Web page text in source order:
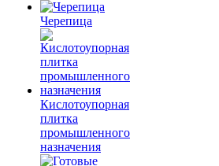
Черепица
Кислотоупорная
плитка
промышленного
назначения